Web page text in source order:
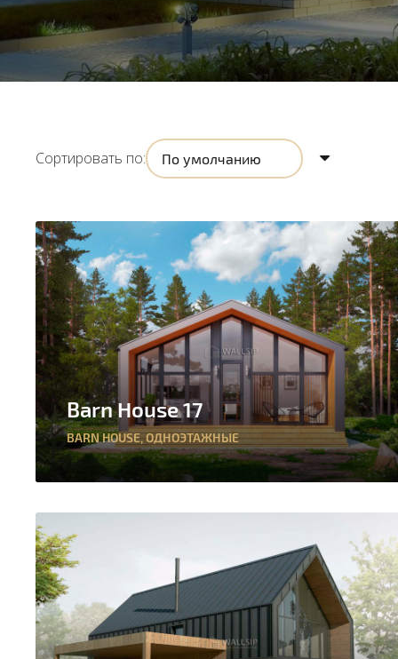
Сортировать по:
Barn House 17
BARN HOUSE,ОДНОЭТАЖНЫЕ